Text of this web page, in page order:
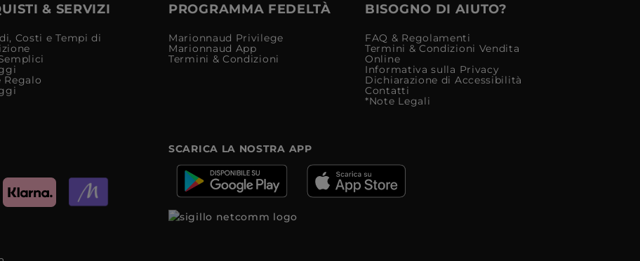
& SERVIZI
Costi e Tempi di
Regalo
PROGRAMMA FEDELTÀ
Marionnaud Privilege
Marionnaud App
Termini & Condizioni
BISOGNO DI AIUTO?
FAQ & Regolamenti
Termini & Condizioni Vendita
Online
Informativa sulla Privacy
Dichiarazione di Accessibilità
Contatti
*Note Legali
SCARICA LA NOSTRA APP